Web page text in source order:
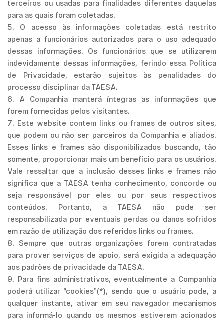
terceiros ou usadas para finalidades diferentes daquelas
para as quais foram coletadas.
5. O acesso às informações coletadas está restrito
apenas a funcionários autorizados para o uso adequado
dessas informações. Os funcionários que se utilizarem
indevidamente dessas informações, ferindo essa Política
de Privacidade, estarão sujeitos às penalidades do
processo disciplinar da TAESA.
6. A Companhia manterá íntegras as informações que
forem fornecidas pelos visitantes.
7. Este website contem links ou frames de outros sites,
que podem ou não ser parceiros da Companhia e aliados.
Esses links e frames são disponibilizados buscando, tão
somente, proporcionar mais um benefício para os usuários.
Vale ressaltar que a inclusão desses links e frames não
significa que a TAESA tenha conhecimento, concorde ou
seja responsável por eles ou por seus respectivos
conteúdos. Portanto, a TAESA não pode ser
responsabilizada por eventuais perdas ou danos sofridos
em razão de utilização dos referidos links ou frames.
8. Sempre que outras organizações forem contratadas
para prover serviços de apoio, será exigida a adequação
aos padrões de privacidade da TAESA.
9. Para fins administrativos, eventualmente a Companhia
poderá utilizar “cookies”(*), sendo que o usuário pode, a
qualquer instante, ativar em seu navegador mecanismos
para informá-lo quando os mesmos estiverem acionados